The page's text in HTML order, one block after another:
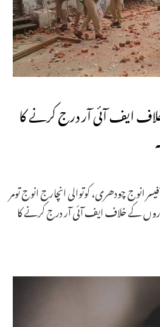
ایف آئی آر درج کرنے کا
چودھری، کوتوالی انچارج انوج تومر
اہلکاروں کے خلاف ایف آئی آر درج کرنے کا